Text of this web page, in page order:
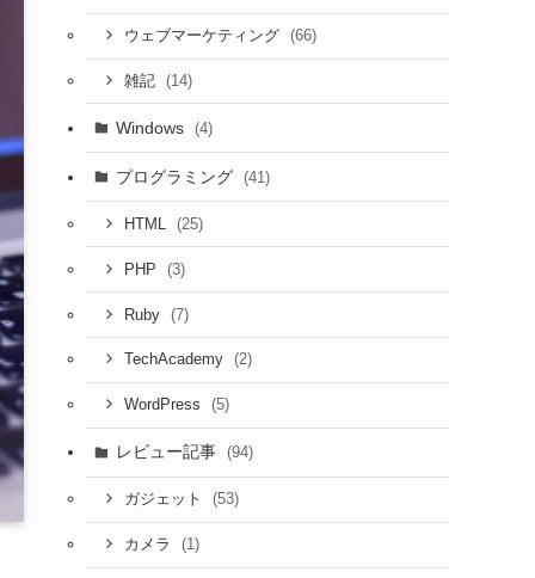
ウェブマーケティング (66)
雑記 (14)
Windows (4)
プログラミング (41)
HTML (25)
PHP (3)
Ruby (7)
TechAcademy (2)
WordPress (5)
レビュー記事 (94)
ガジェット (53)
カメラ (1)